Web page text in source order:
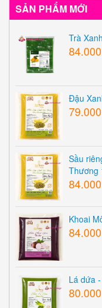
SẢN PHẨM MỚI
Trà
Đậu
Sầu
Thương
Khoai
Lá dứa